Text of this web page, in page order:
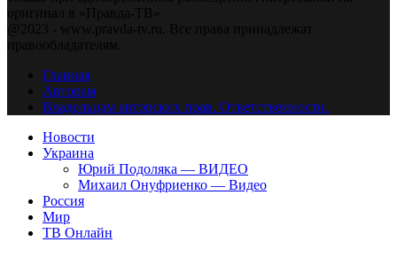
оригинал в «Правда-ТВ»
@2023 - www.pravda-tv.ru. Все права принадлежат
правообладателям.
Главная
Авторам
Владельцам авторских прав. Ответственности.
Новости
Украина
Юрий Подоляка — ВИДЕО
Михаил Онуфриенко — Видео
Россия
Мир
ТВ Онлайн